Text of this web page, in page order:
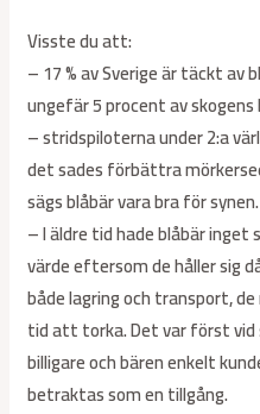
Visste du att:
– 17 % av Sverige är täckt av
ungefär 5 procent av skogens
– stridspiloterna under 2:a
det sades förbättra
sägs blåbär vara bra för synen.
– I äldre tid hade blåbär
värde eftersom de håller sig
både lagring och transport,
tid att torka. Det var först
billigare och bären enkelt
betraktas som en tillgång.